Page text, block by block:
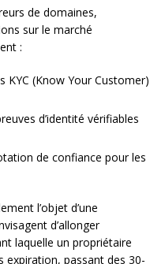
de domaines,
sur le marché
:
KYC (Know Your Customer)
d’identité vérifiables
de confiance pour les
l’objet d’une
d’allonger
laquelle un propriétaire
expiration, passant des 30-